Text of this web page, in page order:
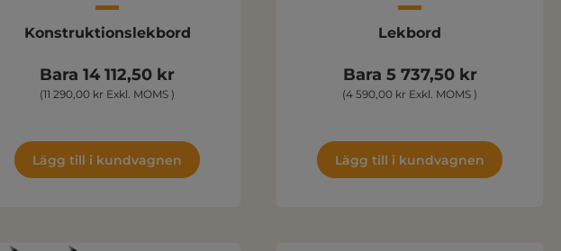
Konstruktionslekbord
Bara 14 112,50 kr
(11 290,00 kr Exkl. MOMS )
Lägg till i kundvagnen
Lekbord
Bara 5 737,50 kr
(4 590,00 kr Exkl. MOMS )
Lägg till i kundvagnen